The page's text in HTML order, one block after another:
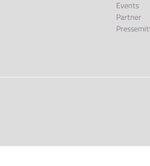
Events
Partner